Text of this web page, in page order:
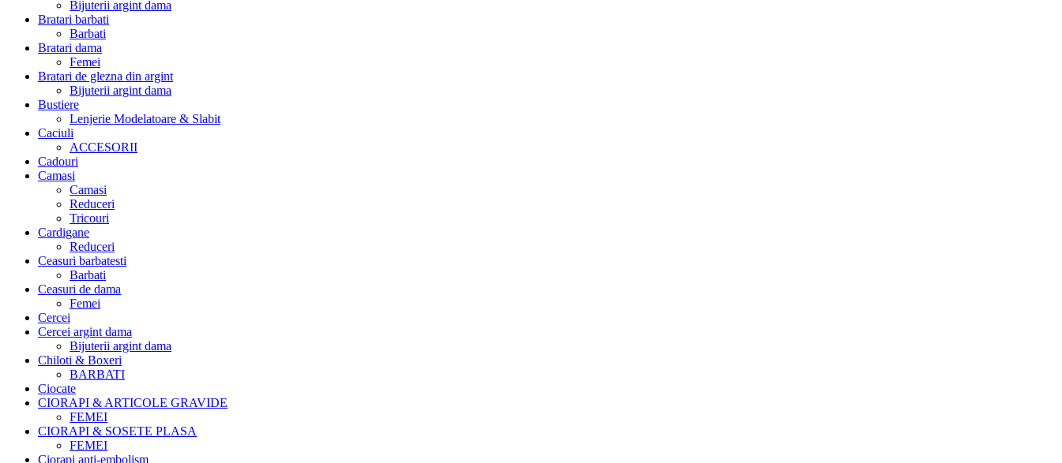
Bijuterii argint dama
Bratari barbati
Barbati
Bratari dama
Femei
Bratari de glezna din argint
Bijuterii argint dama
Bustiere
Lenjerie Modelatoare & Slabit
Caciuli
ACCESORII
Cadouri
Camasi
Camasi
Reduceri
Tricouri
Cardigane
Reduceri
Ceasuri barbatesti
Barbati
Ceasuri de dama
Femei
Cercei
Cercei argint dama
Bijuterii argint dama
Chiloti & Boxeri
BARBATI
Ciocate
CIORAPI & ARTICOLE GRAVIDE
FEMEI
CIORAPI & SOSETE PLASA
FEMEI
Ciorapi anti-embolism